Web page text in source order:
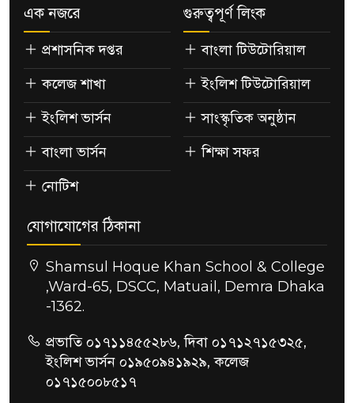
এক নজরে
প্রশাসনিক দপ্তর
কলেজ শাখা
ইংলিশ ভার্সন
বাংলা ভার্সন
নোটিশ
গুরুত্বপূর্ণ লিংক
বাংলা টিউটোরিয়াল
ইংলিশ টিউটোরিয়াল
সাংস্কৃতিক অনুষ্ঠান
শিক্ষা সফর
যোগাযোগের ঠিকানা
Shamsul Hoque Khan School & College
,Ward-65, DSCC, Matuail, Demra Dhaka
-1362.
প্রভাতি ০১৭১১৪৫৫২৮৬, দিবা ০১৭১২৭১৫৩২৫,
ইংলিশ ভার্সন ০১৯৫০৯৪১৯২৯, কলেজ
০১৭১৫০০৮৫১৭